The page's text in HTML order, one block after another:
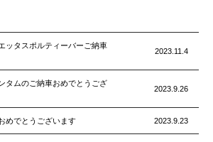
ッタスポルティーバーご納車
2023.11.4
タムのご納車おめでとうござ
2023.9.26
めでとうございます 2023.9.23